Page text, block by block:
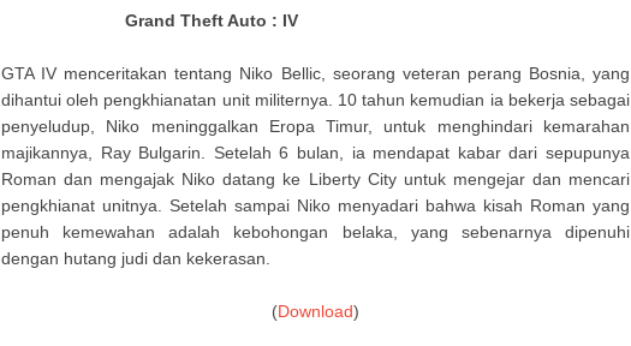
Grand Theft Auto : IV
GTA IV menceritakan tentang Niko Bellic, seorang veteran perang Bosnia, yang
dihantui oleh pengkhianatan unit militernya. 10 tahun kemudian ia bekerja sebagai
penyeludup, Niko meninggalkan Eropa Timur, untuk menghindari kemarahan
majikannya, Ray Bulgarin. Setelah 6 bulan, ia mendapat kabar dari sepupunya
Roman dan mengajak Niko datang ke Liberty City untuk mengejar dan mencari
pengkhianat unitnya. Setelah sampai Niko menyadari bahwa kisah Roman yang
penuh kemewahan adalah kebohongan belaka, yang sebenarnya dipenuhi
dengan hutang judi dan kekerasan.
(Download)